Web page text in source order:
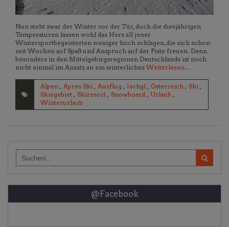
Nun steht zwar der Winter vor der Tür, doch die diesjährigen
Temperaturen lassen wohl das Herz all jener
Wintersportbegeisterten weniger hoch schlagen, die sich schon
seit Wochen auf Spaß und Anspruch auf der Piste freuen. Denn
besonders in den Mittelgebirgsregionen Deutschlands ist noch
nicht einmal im Ansatz an ein winterliches Weiterlesen…
Alpen , Apres Ski , Ausflug , Ischgl , Österreich , Ski ,
Skiegebiet , Skiresort , Snowboard , Urlaub ,
Winterurlaub
for:
@Facebook